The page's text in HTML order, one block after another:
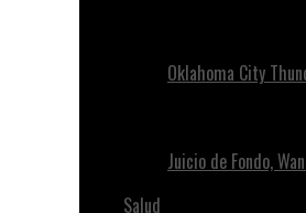
Oklahoma City
Juicio de Fondo,
Salud